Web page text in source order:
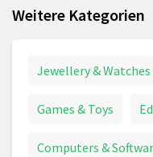
Weitere Kategorien
Jewellery & Watches
Games & Toys
Computers &